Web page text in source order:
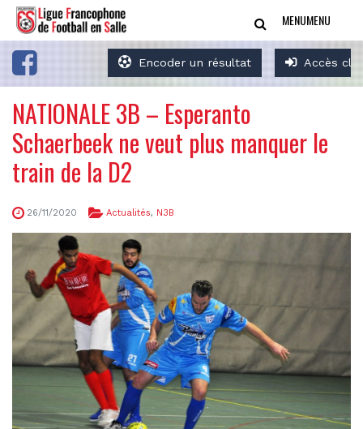
Encoder un résultat Accès
MENUMENU
NATIONALE 3B – Esperanto
Schaerbeek ne veut plus manquer le
train de la D2
26/11/2020 Actualités, N3B